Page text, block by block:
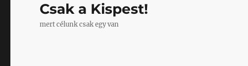
Csak a Kispest!
mert célunk csak egy van